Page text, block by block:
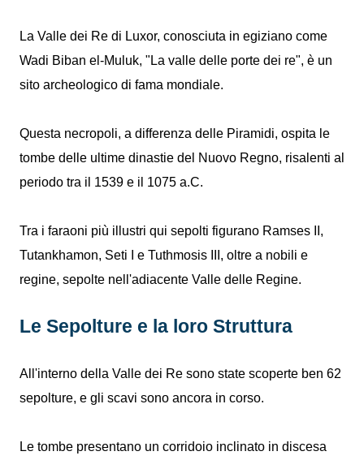
La Valle dei Re di Luxor, conosciuta in egiziano come
Wadi Biban el-Muluk, "La valle delle porte dei re", è un
sito archeologico di fama mondiale.
Questa necropoli, a differenza delle Piramidi, ospita le
tombe delle ultime dinastie del Nuovo Regno, risalenti al
periodo tra il 1539 e il 1075 a.C.
Tra i faraoni più illustri qui sepolti figurano Ramses II,
Tutankhamon, Seti I e Tuthmosis III, oltre a nobili e
regine, sepolte nell'adiacente Valle delle Regine.
Le Sepolture e la loro Struttura
All'interno della Valle dei Re sono state scoperte ben 62
sepolture, e gli scavi sono ancora in corso.
Le tombe presentano un corridoio inclinato in discesa